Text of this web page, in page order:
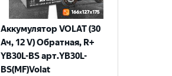
Аккумулятор VOLAT (30
Ач, 12 V) Обратная, R+
YB30L-BS арт.YB30L-
BS(MF)Volat